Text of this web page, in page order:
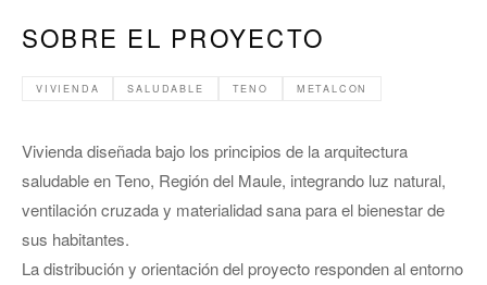
SOBRE EL PROYECTO
VIVIENDA SALUDABLE TENO METALCON
Vivienda diseñada bajo los principios de la arquitectura
saludable en Teno, Región del Maule, integrando luz natural,
ventilación cruzada y materialidad sana para el bienestar de
sus habitantes.
La distribución y orientación del proyecto responden al entorno